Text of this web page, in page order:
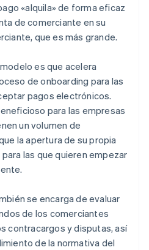
«alquila» de forma eficaz
de comerciante en su
que es más grande.
es que acelera
de onboarding para las
pagos electrónicos.
para las empresas
un volumen de
la apertura de su propia
las que quieren empezar
se encarga de evaluar
de los comerciantes
contracargos y disputas, así
de la normativa del